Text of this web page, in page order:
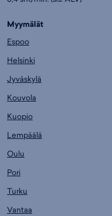
Myymälät
Espoo
Helsinki
Jyväskylä
Kouvola
Kuopio
Lempäälä
Oulu
Pori
Turku
Vantaa